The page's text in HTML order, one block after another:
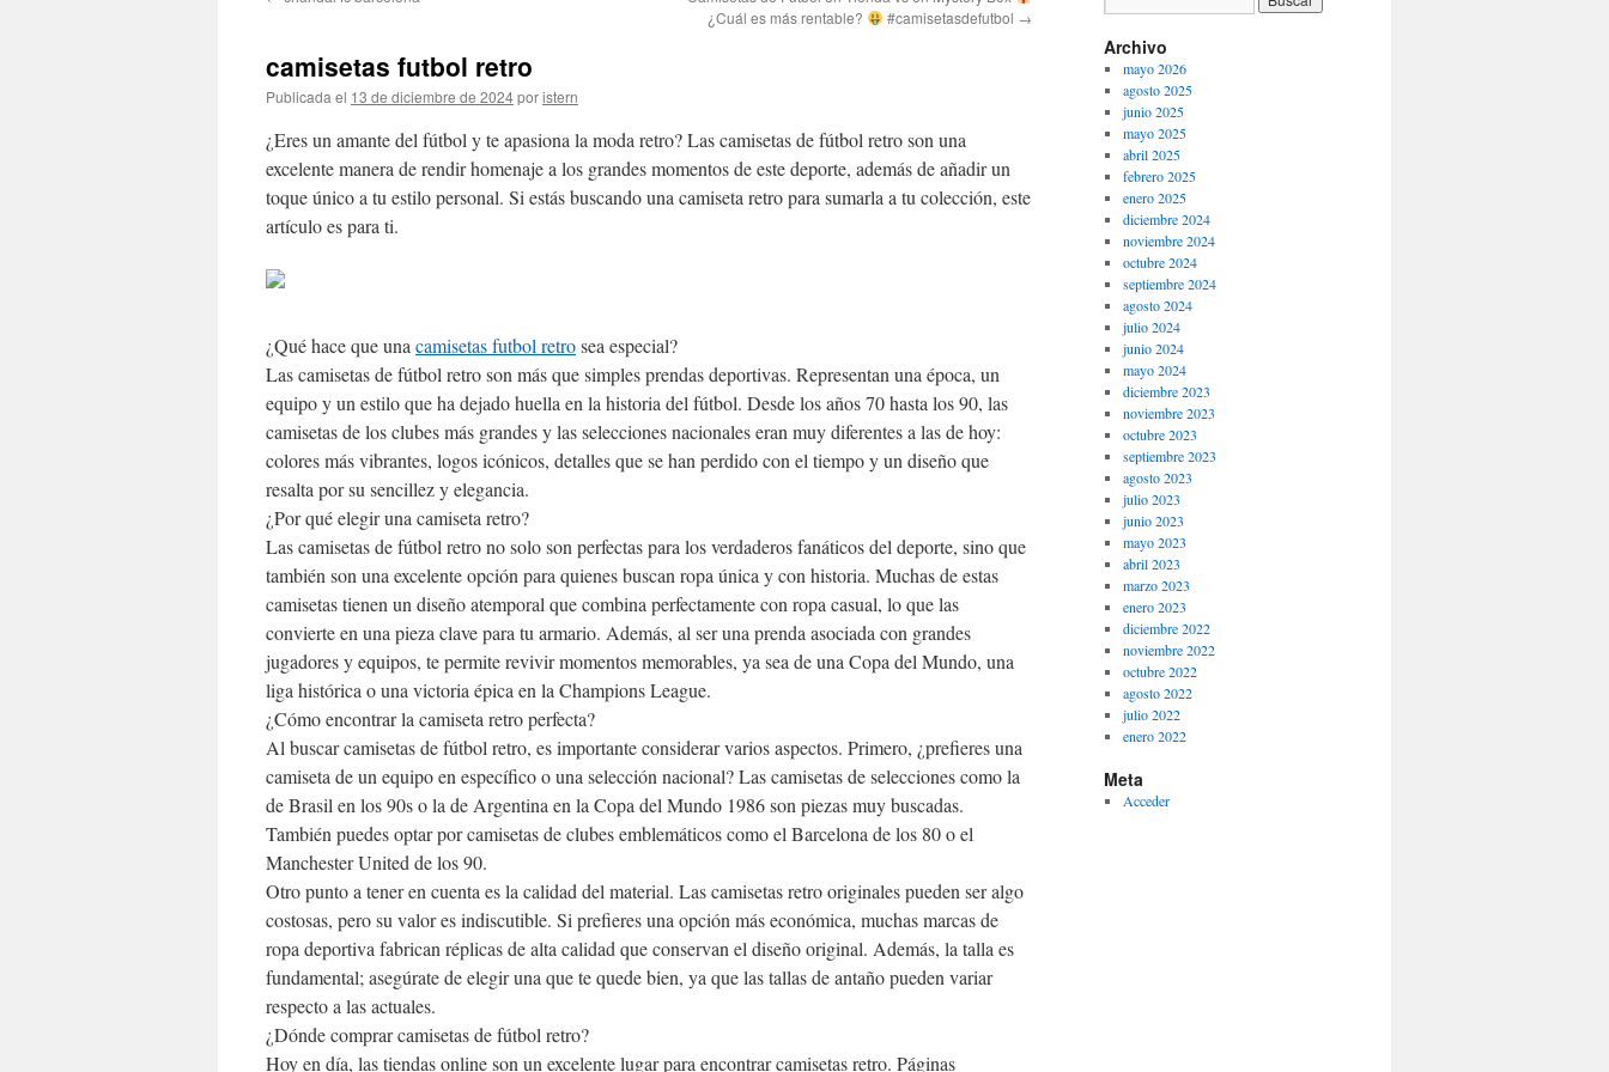
contenido
¿Cuál es más rentable?
#camisetasdefutbol →
camisetas futbol retro
Publicada el 13 de diciembre de 2024poristern
¿Eres un amante del fútbol y te apasiona la moda retro? Las camisetas de fútbol retro son una
excelente manera de rendir homenaje a los grandes momentos de este deporte, además de añadir un
toque único a tu estilo personal. Si estás buscando una camiseta retro para sumarla a tu colección, este
artículo es para ti.
¿Qué hace que una camisetas futbol retrosea especial?
Las camisetas de fútbol retro son más que simples prendas deportivas. Representan una época, un
equipo y un estilo que ha dejado huella en la historia del fútbol. Desde los años 70 hasta los 90, las
camisetas de los clubes más grandes y las selecciones nacionales eran muy diferentes a las de hoy:
colores más vibrantes, logos icónicos, detalles que se han perdido con el tiempo y un diseño que
resalta por su sencillez y elegancia.
¿Por qué elegir una camiseta retro?
Las camisetas de fútbol retro no solo son perfectas para los verdaderos fanáticos del deporte, sino que
también son una excelente opción para quienes buscan ropa única y con historia. Muchas de estas
camisetas tienen un diseño atemporal que combina perfectamente con ropa casual, lo que las
convierte en una pieza clave para tu armario. Además, al ser una prenda asociada con grandes
jugadores y equipos, te permite revivir momentos memorables, ya sea de una Copa del Mundo, una
liga histórica o una victoria épica en la Champions League.
¿Cómo encontrar la camiseta retro perfecta?
Al buscar camisetas de fútbol retro, es importante considerar varios aspectos. Primero, ¿prefieres una
camiseta de un equipo en específico o una selección nacional? Las camisetas de selecciones como la
de Brasil en los 90s o la de Argentina en la Copa del Mundo 1986 son piezas muy buscadas.
También puedes optar por camisetas de clubes emblemáticos como el Barcelona de los 80 o el
Manchester United de los 90.
Otro punto a tener en cuenta es la calidad del material. Las camisetas retro originales pueden ser algo
costosas, pero su valor es indiscutible. Si prefieres una opción más económica, muchas marcas de
ropa deportiva fabrican réplicas de alta calidad que conservan el diseño original. Además, la talla es
fundamental; asegúrate de elegir una que te quede bien, ya que las tallas de antaño pueden variar
respecto a las actuales.
¿Dónde comprar camisetas de fútbol retro?
Hoy en día, las tiendas online son un excelente lugar para encontrar camisetas retro. Páginas
Archivo
mayo 2026
agosto 2025
junio 2025
mayo 2025
abril 2025
febrero 2025
enero 2025
diciembre 2024
noviembre 2024
octubre 2024
septiembre 2024
agosto 2024
julio 2024
junio 2024
mayo 2024
diciembre 2023
noviembre 2023
octubre 2023
septiembre 2023
agosto 2023
julio 2023
junio 2023
mayo 2023
abril 2023
marzo 2023
enero 2023
diciembre 2022
noviembre 2022
octubre 2022
agosto 2022
julio 2022
enero 2022
Meta
Acceder